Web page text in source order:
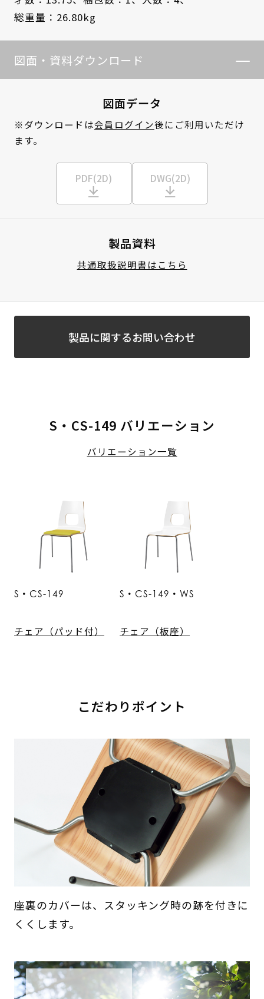
総重量：26.80kg
図面・資料ダウンロード
図面データ
※ダウンロードは会員ログイン後にご利用いただけ
ます。
PDF(2D) DWG(2D)
製品資料
共通取扱説明書はこちら
製品に関するお問い合わせ
S・CS-149 バリエーション
バリエーション一覧
S・CS-149
チェア（パッド付）
S・CS-149・WS
チェア（板座）
こだわりポイント
座裏のカバーは、スタッキング時の跡を付きに
くくします。